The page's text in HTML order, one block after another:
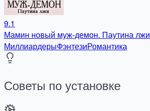
9.1
Мамин новый муж-демон. Паутина лжи
МиллиардерыФэнтезиРомантика
Советы по установке